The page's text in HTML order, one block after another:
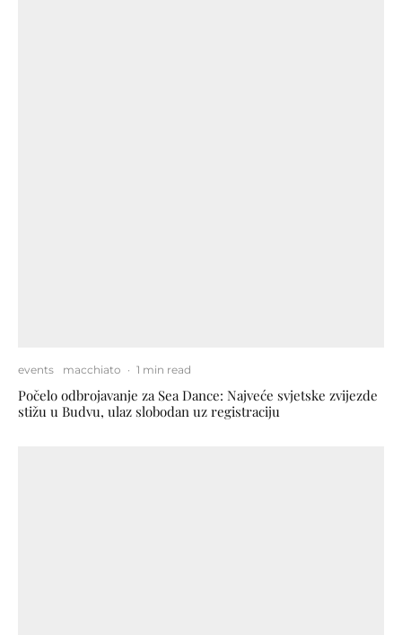
events macchiato · 1 min read
Počelo odbrojavanje za Sea Dance: Najveće svjetske zvijezde
stižu u Budvu, ulaz slobodan uz registraciju